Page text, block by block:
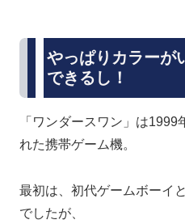
やっぱりカラーが
できるし！
「ワンダースワン」は
れた携帯ゲーム機。
最初は、初代ゲームボーイ
でしたが、